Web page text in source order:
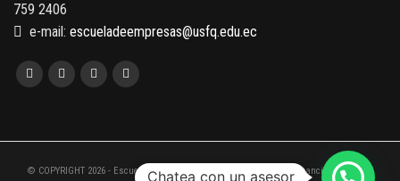
759 2406
e-mail: escueladeempresas@usfq.edu.ec
© COPYRIGHT 2026 - Escuela de Empresas de la Universidad San Francisco de Quito
Chatea con un asesor